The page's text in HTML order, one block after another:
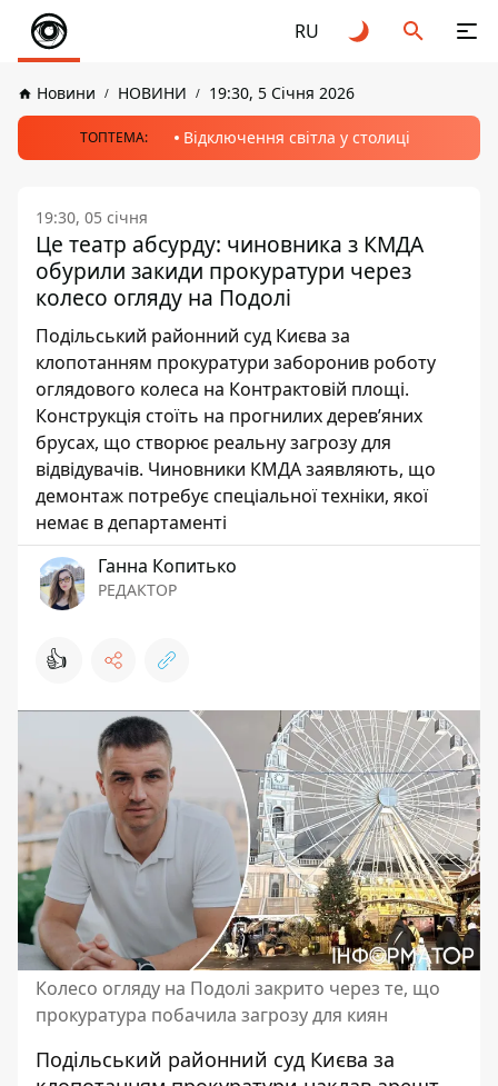
RU
Новини НОВИНИ 19:30, 5 Січня 2026
ТОПТЕМА: Відключення світла у столиці
19:30, 05 січня
Це театр абсурду: чиновника з КМДА
обурили закиди прокуратури через
колесо огляду на Подолі
Подільський районний суд Києва за
клопотанням прокуратури заборонив роботу
оглядового колеса на Контрактовій площі.
Конструкція стоїть на прогнилих дерев’яних
брусах, що створює реальну загрозу для
відвідувачів. Чиновники КМДА заявляють, що
демонтаж потребує спеціальної техніки, якої
немає в департаменті
Ганна Копитько
РЕДАКТОР
👍
Колесо огляду на Подолі закрито через те, що
прокуратура побачила загрозу для киян
Подільський районний суд Києва за